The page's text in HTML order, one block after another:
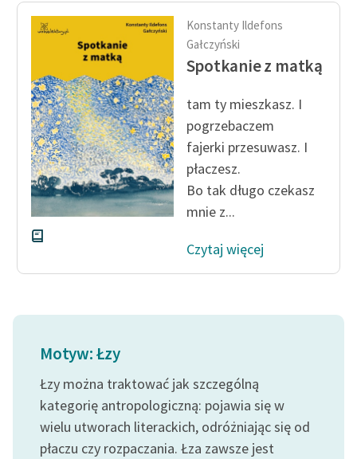
feministycznej
Ręce pełne poezji
Kolekcje edukacyjne
twórców przechodzących
do domeny publicznej,
lektur szkolnych oraz
Starego Testamentu
Odkurzamy bohaterów
Szkoła Poezji Wolnych
Lektur
O nas
Zasady wykorzystania
Wolnych Lektur
Konstanty Ildefons
Gałczyński
Spotkanie z matką
tam ty mieszkasz. I
pogrzebaczem
fajerki przesuwasz. I
płaczesz.
Bo tak długo czekasz
mnie z...
Czytaj więcej
Motyw: Łzy
Łzy można traktować jak szczególną
kategorię antropologiczną: pojawia się w
wielu utworach literackich, odróżniając się od
płaczu czy rozpaczania. Łza zawsze jest